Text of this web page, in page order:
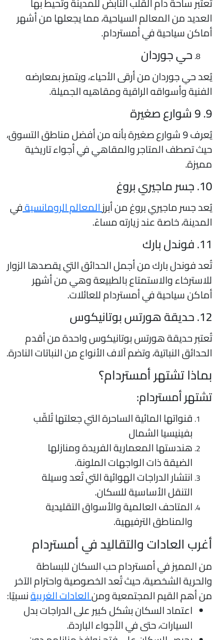
من المعالم السياحية، مما يجعلها من أشهر
سياحية في أمستردام.
حي جوردان
حي جوردان من أرقى الأحياء، ويتميز بمعارضه
وأسواقه الراقية ومقاهيه الجميلة.
يُعرف 9 شوارع صغيرة بأنه من أفضل مناطق التسوق،
تصطف المتاجر والمقاهي في أجواء تاريخية
بروغ
جسر ماجيري بروغ من أبرزالمعالم الرومانسيةفي
خاصة عند زيارته مساءً.
بارك
فوندل بارك من أجمل الحدائق التي يقصدها الزوار
والاستمتاع بالطبيعة وهي من أشهر
سياحية في أمستردام للعائلات.
بوتانيكوس
حديقة هورتس بوتانيكوس واحدة من أقدم
النباتية، وتضم آلاف الأنواع من النباتات النادرة.
تشتهر أمستردام؟
أمستردام:
قنواتها المائية الساحرة التي جعلتها تُلقّب
بفينيسيا الشمال
هندستها المعمارية الفريدة ومنازلها
الضيقة ذات الواجهات الملونة.
انتشار الدراجات الهوائية التي تُعد وسيلة
التنقل الأساسية للسكان.
المتاحف العالمية والأسواق التقليدية
والمناطق الترفيهية.
العادات والتقاليد في أمستردام
المميز في أمستردام حب السكان للبساطة
الشخصية، حيث تُعد الخصوصية واحترام الآخر
أهم القيم المجتمعية ومنالعادات الغريبةنسبيًا:
اعتماد السكان بشكل كبير على الدراجات بدل
السيارات، حتى في الأجواء الباردة.